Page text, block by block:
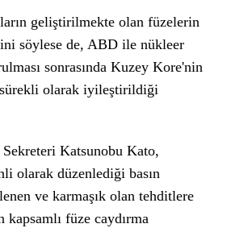
geliştirilmekte olan füzelerin
söylese de, ABD ile nükleer
sonrasında Kuzey Kore'nin
olarak iyileştirildiği
Katsunobu Kato,
olarak düzenlediği basın
ve karmaşık olan tehditlere
füze caydırma